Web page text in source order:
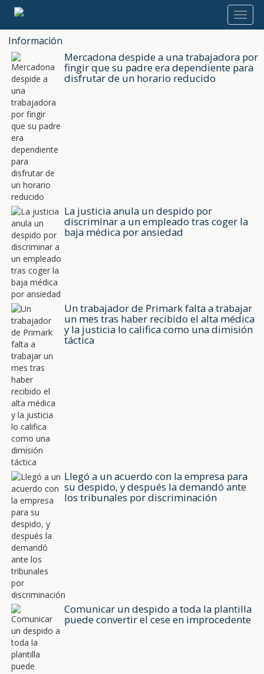
Información
Mercadona despide a una trabajadora por
fingir que su padre era dependiente para
disfrutar de un horario reducido
La justicia anula un despido por
discriminar a un empleado tras coger la
baja médica por ansiedad
Un trabajador de Primark falta a trabajar
un mes tras haber recibido el alta médica
y la justicia lo califica como una dimisión
táctica
Llegó a un acuerdo con la empresa para
su despido, y después la demandó ante
los tribunales por discriminación
Comunicar un despido a toda la plantilla
puede convertir el cese en improcedente